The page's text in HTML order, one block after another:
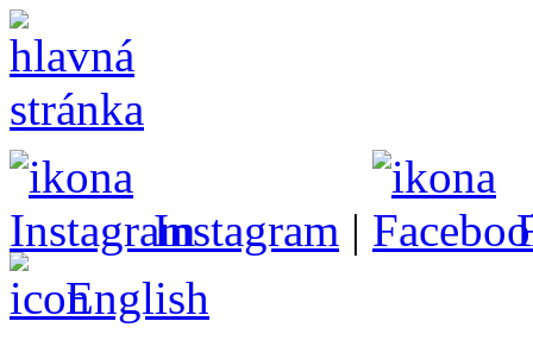
Instagram |
English